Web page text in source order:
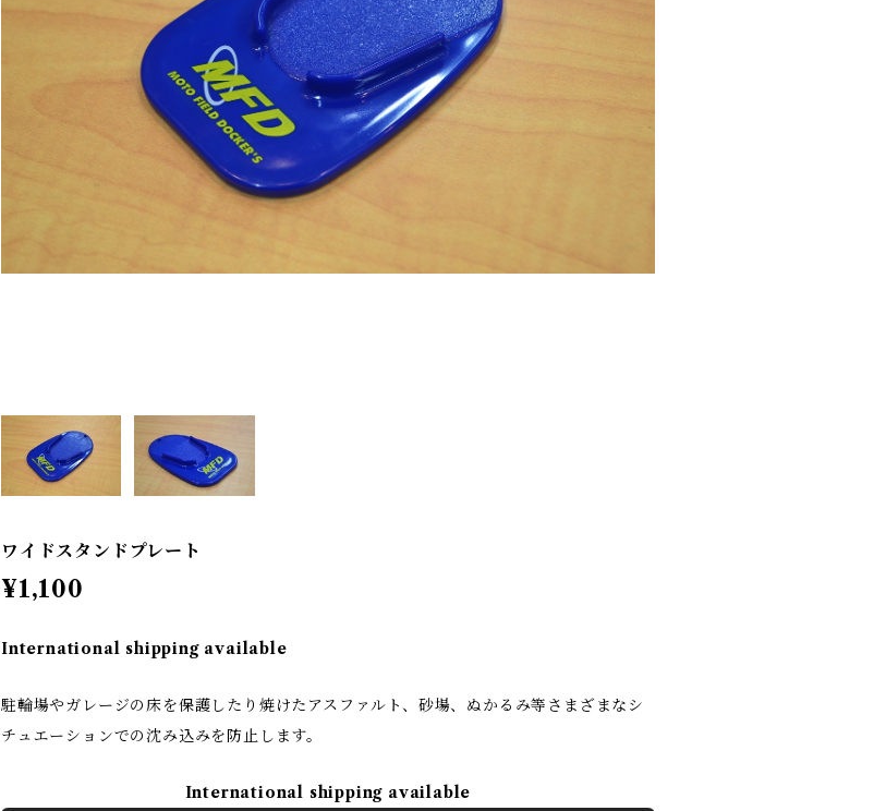
ワイドスタンドプレート
¥1,100
International shipping available
駐輪場やガレージの床を保護したり焼けたアスファルト、砂場、ぬかるみ等さまざまなシ
チュエーションでの沈み込みを防止します。
International shipping available